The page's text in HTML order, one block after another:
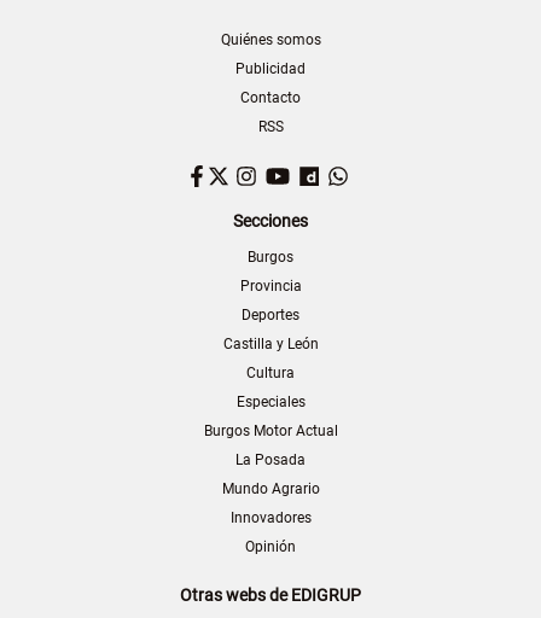
Quiénes somos
Publicidad
Contacto
RSS
Facebook
TwitterInstagram
YouTubeDailymotion
Secciones
Burgos
Provincia
Deportes
Castilla y León
Cultura
Especiales
Burgos Motor Actual
La Posada
Mundo Agrario
Innovadores
Opinión
Otras webs de EDIGRUP